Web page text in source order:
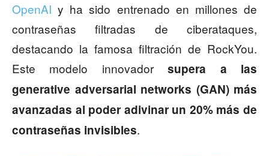
OpenAI y ha sido entrenado en millones de
contraseñas filtradas de ciberataques,
destacando la famosa filtración de RockYou.
Este modelo innovadorsupera a las
generative adversarial networks (GAN) más
avanzadas al poder adivinar un 20% más de
contraseñas invisibles.